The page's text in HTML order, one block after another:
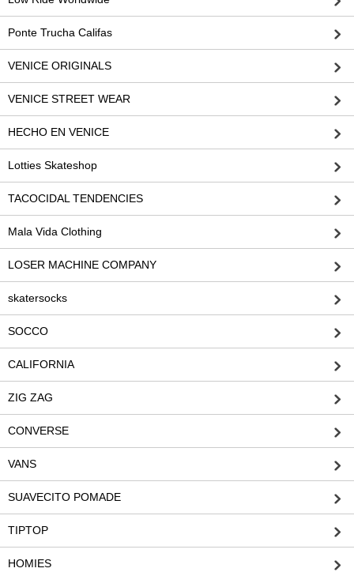
Ponte Trucha Califas
VENICE ORIGINALS
VENICE STREET WEAR
HECHO EN VENICE
Lotties Skateshop
TACOCIDAL TENDENCIES
Mala Vida Clothing
LOSER MACHINE COMPANY
skatersocks
SOCCO
CALIFORNIA
ZIG ZAG
CONVERSE
VANS
SUAVECITO POMADE
TIPTOP
HOMIES